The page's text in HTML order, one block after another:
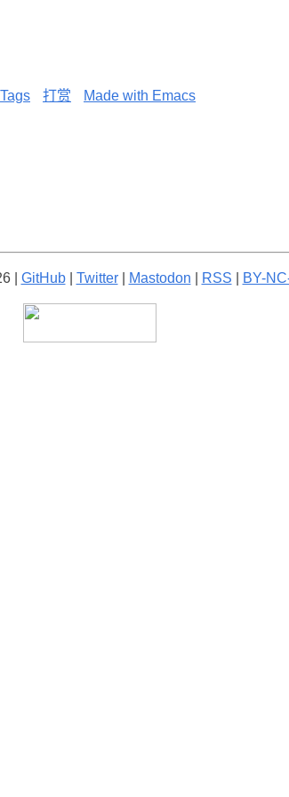
Tags 打赏 Made with Emacs
| GitHub| Twitter| Mastodon RSS BY-